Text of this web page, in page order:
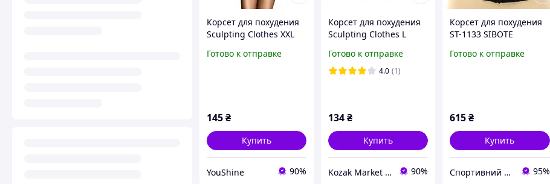
Корсет для похудения
Sculpting Clothes XXL
Готово к отправке
145₴
Купить
YouShine 90%
Корсет для похудения
Sculpting Clothes L
Готово к отправке
4.0 (1)
134₴
Купить
Kozak Market - Магазин техники и аксессуаров 90%
Корсет для похудения
ST-1133 SIBOTE
Готово к отправке
615₴
Купить
Спортивний клуб VELIKAN 95%